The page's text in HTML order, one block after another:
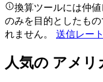
換算ツールには仲
のみを目的としたも
れません。 送信レー
人気の アメ